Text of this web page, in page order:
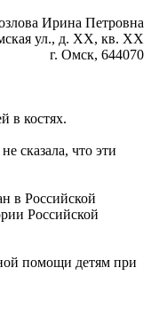
Ирина Петровна
ул., д. ХХ, кв. ХХ
г. Омск, 644070
в костях.
сказала, что эти
в Российской
Российской
помощи детям при